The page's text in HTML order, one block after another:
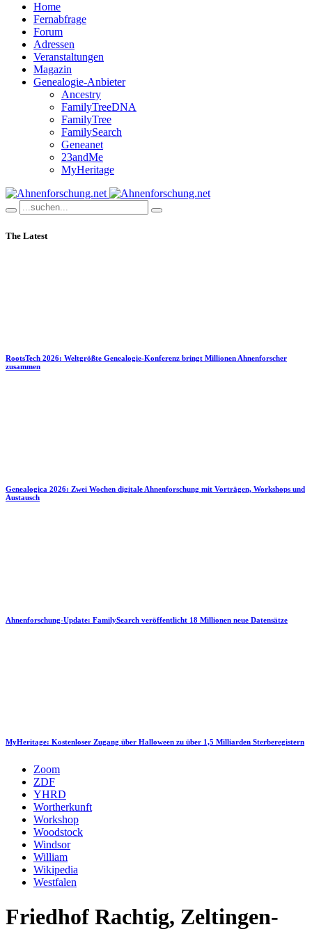
Home
Fernabfrage
Forum
Adressen
Veranstaltungen
Magazin
Genealogie-Anbieter
Ancestry
FamilyTreeDNA
FamilyTree
FamilySearch
Geneanet
23andMe
MyHeritage
The Latest
RootsTech 2026: Weltgrößte Genealogie-Konferenz bringt Millionen Ahnenforscher
zusammen
Genealogica 2026: Zwei Wochen digitale Ahnenforschung mit Vorträgen, Workshops und
Austausch
Ahnenforschung-Update: FamilySearch veröffentlicht 18 Millionen neue Datensätze
MyHeritage: Kostenloser Zugang über Halloween zu über 1,5 Milliarden Sterberegistern
Zoom
ZDF
YHRD
Wortherkunft
Workshop
Woodstock
Windsor
William
Wikipedia
Westfalen
Friedhof Rachtig, Zeltingen-